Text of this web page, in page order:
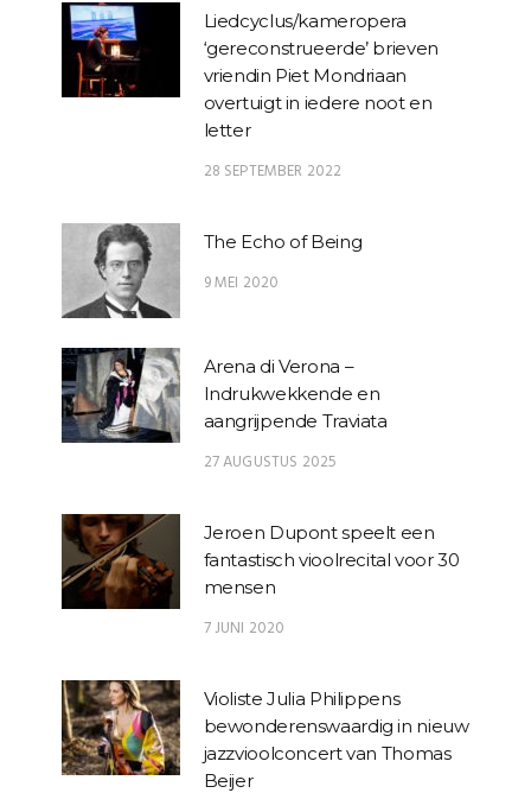
Liedcyclus/kameropera
‘gereconstrueerde’ brieven
vriendin Piet Mondriaan
overtuigt in iedere noot en
letter
28 SEPTEMBER 2022
The Echo of Being
9 MEI 2020
Arena di Verona –
Indrukwekkende en
aangrijpende Traviata
27 AUGUSTUS 2025
Jeroen Dupont speelt een
fantastisch vioolrecital voor 30
mensen
7 JUNI 2020
Violiste Julia Philippens
bewonderenswaardig in nieuw
jazzvioolconcert van Thomas
Beijer